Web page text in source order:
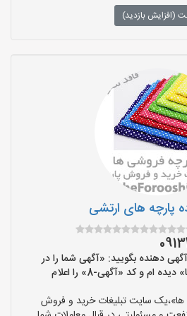
(افزایش بازدید)
پارچه های ارتشی
دهنده بگویید: «آگهی شما را در
سایت «پارچه فروشی ها» دیده ام و کد «آگهی-8» را اعلام
سایت تبلیغات خرید و فروش